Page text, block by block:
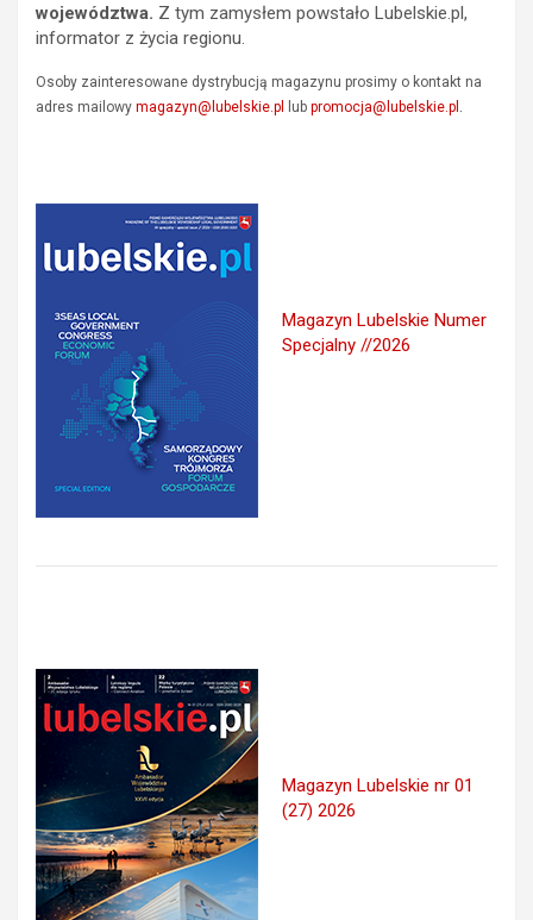
województwa. Z tym zamysłem powstało Lubelskie.pl,
informator z życia regionu.
Osoby zainteresowane dystrybucją magazynu prosimy o kontakt na
adres mailowy magazyn@lubelskie.pl lub promocja@lubelskie.pl .
Magazyn Lubelskie Numer
Specjalny //2026
Magazyn Lubelskie nr 01
(27) 2026